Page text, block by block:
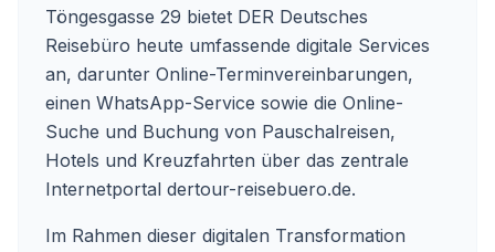
Töngesgasse 29 bietet DER Deutsches
Reisebüro heute umfassende digitale Services
an, darunter Online-Terminvereinbarungen,
einen WhatsApp-Service sowie die Online-
Suche und Buchung von Pauschalreisen,
Hotels und Kreuzfahrten über das zentrale
Internetportal dertour-reisebuero.de.
Im Rahmen dieser digitalen Transformation